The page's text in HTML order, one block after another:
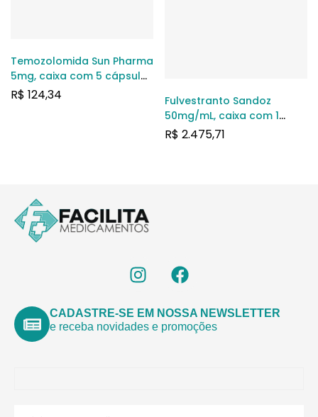
Temozolomida Sun Pharma
5mg, caixa com 5 cápsulas
gelatinosas duras
R$ 124,34
Fulvestranto Sandoz
50mg/mL, caixa com 1
seringa preenchida com
R$ 2.475,71
CADASTRE-SE EM NOSSA NEWSLETTER
e receba novidades e promoções